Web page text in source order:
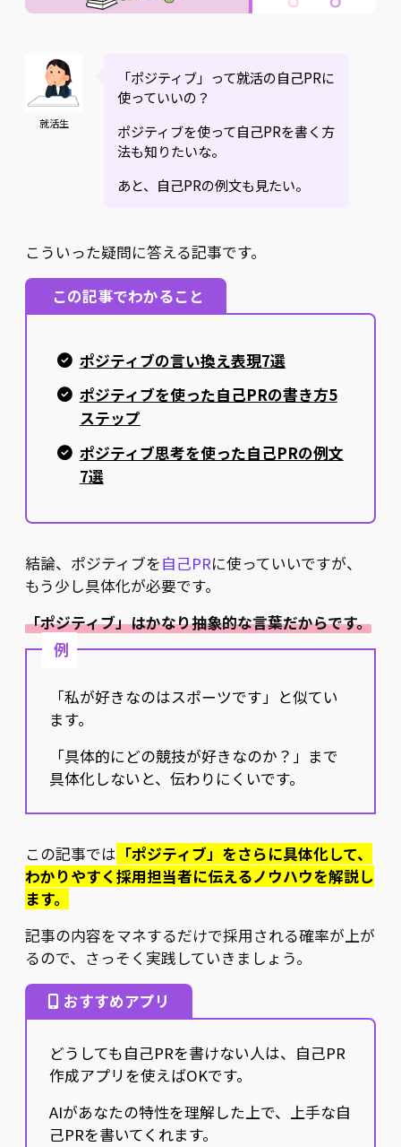
就活生
「ポジティブ」って就活の自己PRに
使っていいの？
ポジティブを使って自己PRを書く方
法も知りたいな。
あと、自己PRの例文も見たい。
こういった疑問に答える記事です。
この記事でわかること
ポジティブの言い換え表現7選
ポジティブを使った自己PRの書き方5
ステップ
ポジティブ思考を使った自己PRの例文
7選
結論、ポジティブを自己PRに使っていいですが、
もう少し具体化が必要です。
「ポジティブ」はかなり抽象的な言葉だからです。
例
「私が好きなのはスポーツです」と似てい
ます。
「具体的にどの競技が好きなのか？」まで
具体化しないと、伝わりにくいです。
この記事では 「ポジティブ」をさらに具体化して、
わかりやすく採用担当者に伝えるノウハウを解説し
ます。
記事の内容をマネするだけで採用される確率が上が
るので、さっそく実践していきましょう。
おすすめアプリ
どうしても自己PRを書けない人は、自己PR
作成アプリを使えばOKです。
AIがあなたの特性を理解した上で、上手な自
己PRを書いてくれます。